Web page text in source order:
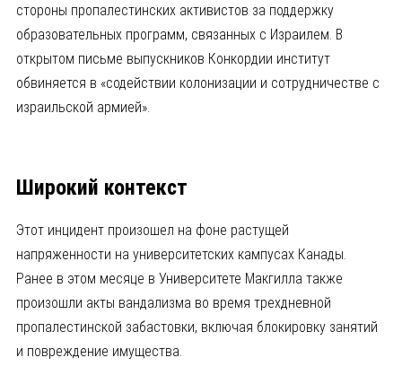
стороны пропалестинских активистов за поддержку
образовательных программ, связанных с Израилем. В
открытом письме выпускников Конкордии институт
обвиняется в «содействии колонизации и сотрудничестве с
израильской армией».
Широкий контекст
Этот инцидент произошел на фоне растущей
напряженности на университетских кампусах Канады.
Ранее в этом месяце в Университете Макгилла также
произошли акты вандализма во время трехдневной
пропалестинской забастовки, включая блокировку занятий
и повреждение имущества.